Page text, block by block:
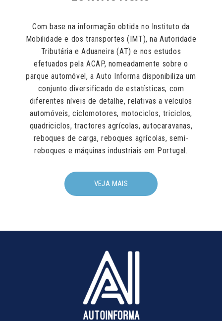
Com base na informação obtida no Instituto da
Mobilidade e dos transportes (IMT), na Autoridade
Tributária e Aduaneira (AT) e nos estudos
efetuados pela ACAP, nomeadamente sobre o
parque automóvel, a Auto Informa disponibiliza um
conjunto diversificado de estatísticas, com
diferentes níveis de detalhe, relativas a veículos
automóveis, ciclomotores, motociclos, triciclos,
quadriciclos, tractores agrícolas, autocaravanas,
reboques de carga, reboques agrícolas, semi-
reboques e máquinas industriais em Portugal.
VEJA MAIS